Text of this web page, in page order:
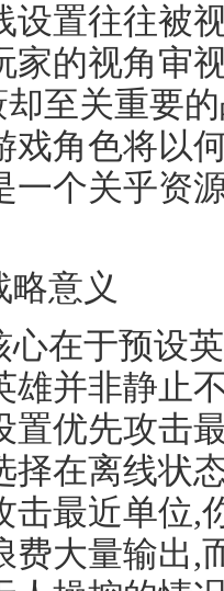
设置往往被
家的视角审
至关重要
戏角色将以
一个关乎资
意义
心在于预设
雄并非静止
置优先攻击
择在离线状
击最近单位,
费大量输出,